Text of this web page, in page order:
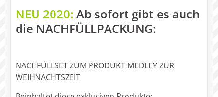
NEU 2020: Ab sofort gibt es auch
die NACHFÜLLPACKUNG:
NACHFÜLLSET ZUM PRODUKT-MEDLEY ZUR
WEIHNACHTSZEIT